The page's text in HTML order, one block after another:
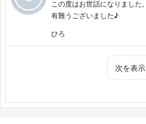
この度はお世話になりました。
有難うございました♪
ひろ
次を表示